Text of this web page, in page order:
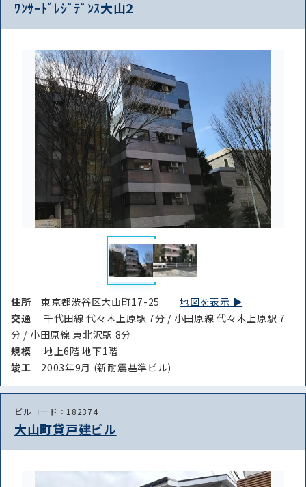
ﾜﾝｻｰﾄﾞﾚｼﾞﾃﾞﾝｽ大山2
住所東京都渋谷区大山町17-25地図を表示 ▶︎
交通
千代田線 代々木上原駅 7分 / 小田原線 代々木上原駅 7
分 / 小田原線 東北沢駅 8分
規模
地上6階 地下1階
竣⼯ 2003年9月 (新耐震基準ビル)
ビルコード：182374
大山町貸戸建ビル